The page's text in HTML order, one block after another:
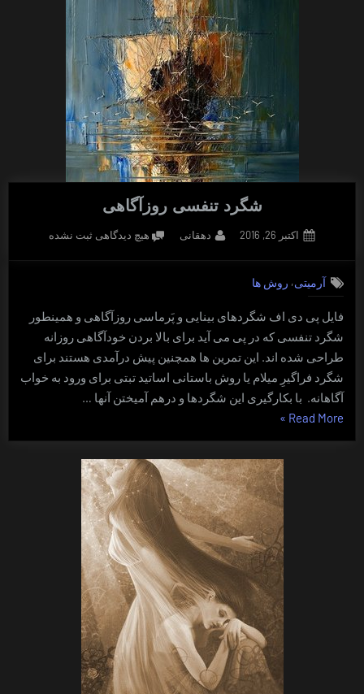
شگرد تنفسی روزآگاهی
Posted
اکتبر 26, 2016 By
دهقانی هیچ دیدگاهیبرای
ثبت نشده
آرمیتی, روش ها
فایل پی دی اف شگردهای بینایی و پَرماسی روزآگاهی و همینطور
شگرد تنفسی که در پی می آید برای بالا بردن خودآگاهی روزانه
طراحی شده اند. این تمرین ها همچنین پیش درآمدی هستند برای
شگرد فراگیرِ میلام یا روش باستانی اساتید تبتی برای ورود به خواب
آگاهانه. با بکارگیری این شگردها و درهم آمیختن آنها …
Read More “شگرد
روزآگاهی”
»